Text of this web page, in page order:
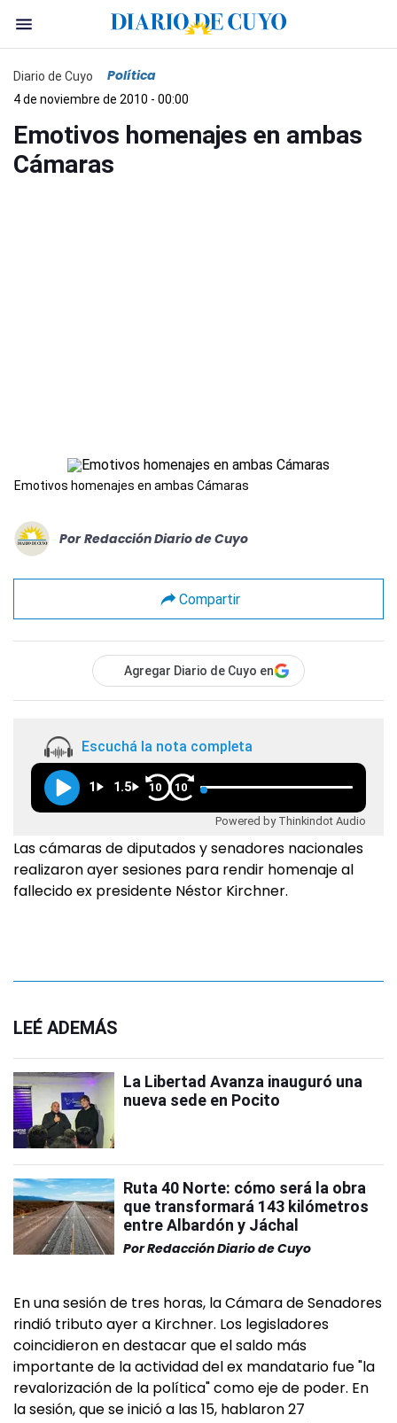
Diario de Cuyo Política
4 de noviembre de 2010 - 00:00
Emotivos homenajes en ambas
Cámaras
Emotivos homenajes en ambas Cámaras
Por Redacción Diario de Cuyo
Compartir
Agregar Diario de Cuyo en
Escuchá la nota completa
1 1.5 10 10
Powered by Thinkindot Audio
Las cámaras de diputados y senadores nacionales
realizaron ayer sesiones para rendir homenaje al
fallecido ex presidente Néstor Kirchner.
LEÉ ADEMÁS
La Libertad Avanza inauguró una
nueva sede en Pocito
Ruta 40 Norte: cómo será la obra
que transformará 143 kilómetros
entre Albardón y Jáchal
PorRedacción Diario de Cuyo
En una sesión de tres horas, la Cámara de Senadores
rindió tributo ayer a Kirchner. Los legisladores
coincidieron en destacar que el saldo más
importante de la actividad del ex mandatario fue "la
revalorización de la política" como eje de poder. En
la sesión, que se inició a las 15, hablaron 27